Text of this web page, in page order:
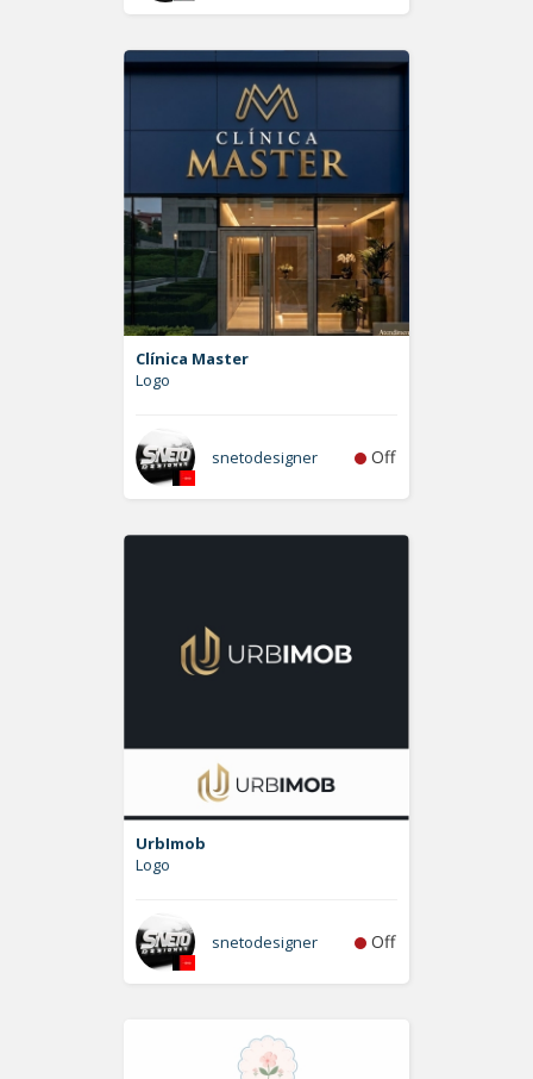
Clínica Master
Logo
snetodesigner Off
UrbImob
Logo
snetodesigner Off